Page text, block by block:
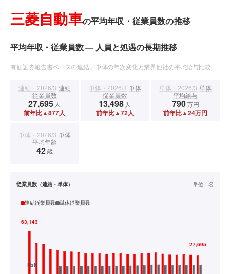
三菱自動車の平均年収・従業員数の推移
平均年収・従業員数 — 人員と処遇の長期推移
有価証券報告書ベースの連結／単体の年次変化と業界他社の平均給与比較
連結・2026/3 連結
従業員数
27,695 人
前年比▲877人
単体・2026/3 単体
従業員数
13,498 人
前年比▲72人
単体・2026/3 単体
平均給与
790万円
前年比▲24万円
単体・2026/3 単体
平均年齢
42歳
従業員数（連結・単体） 単位： 名
連結従業員数 単体従業員数